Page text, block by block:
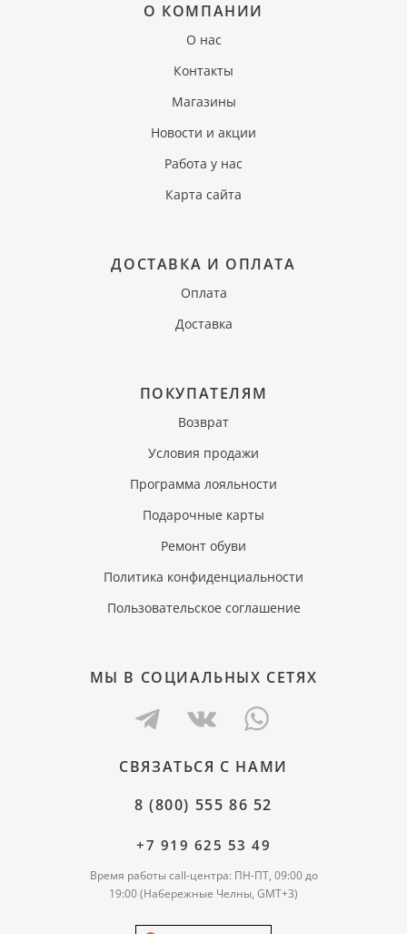
О КОМПАНИИ
О нас
Контакты
Магазины
Новости и акции
Работа у нас
Карта сайта
ДОСТАВКА И ОПЛАТА
Оплата
Доставка
ПОКУПАТЕЛЯМ
Возврат
Условия продажи
Программа лояльности
Подарочные карты
Ремонт обуви
Политика конфиденциальности
Пользовательское соглашение
МЫ В СОЦИАЛЬНЫХ СЕТЯХ
СВЯЗАТЬСЯ С НАМИ
8 (800) 555 86 52
+7 919 625 53 49
Время работы call-центра: ПН-ПТ, 09:00 до
19:00 (Набережные Челны, GMT+3)